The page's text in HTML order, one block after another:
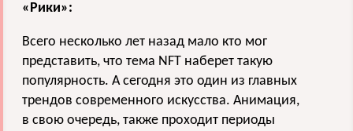
«Рики»:
Всего несколько лет назад мало кто мог
представить, что тема NFT наберет такую
популярность. А сегодня это один из главных
трендов современного искусства. Анимация,
в свою очередь, также проходит периоды